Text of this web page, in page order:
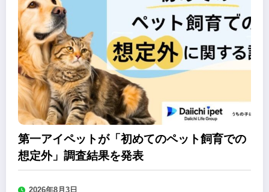
第一アイペットが「初めてのペット飼育での
想定外」調査結果を発表
2026年8月3日